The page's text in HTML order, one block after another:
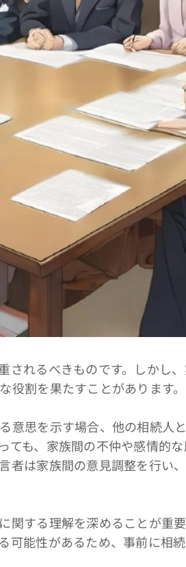
れるべきものです。しかし
割を果たすことがあります。
意思を示す場合、他の相続人
ても、家族間の不仲や感情的
者は家族間の意見調整を行い
する理解を深めることが重
可能性があるため、事前に相